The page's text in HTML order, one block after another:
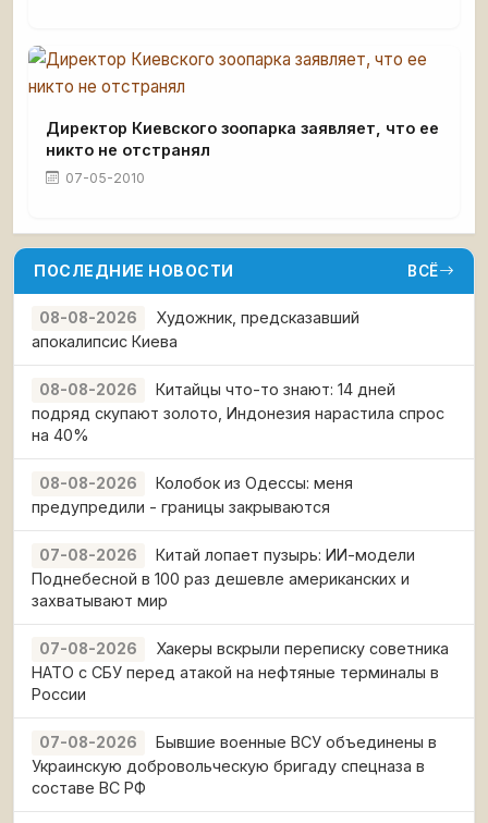
Директор Киевского зоопарка заявляет, что ее
никто не отстранял
07-05-2010
ПОСЛЕДНИЕ НОВОСТИ ВСЁ
08-08-2026
Художник, предсказавший
апокалипсис Киева
08-08-2026
Китайцы что-то знают: 14 дней
подряд скупают золото, Индонезия нарастила спрос
на 40%
08-08-2026
Колобок из Одессы: меня
предупредили - границы закрываются
07-08-2026
Китай лопает пузырь: ИИ-модели
Поднебесной в 100 раз дешевле американских и
захватывают мир
07-08-2026
Хакеры вскрыли переписку советника
НАТО с СБУ перед атакой на нефтяные терминалы в
России
07-08-2026
Бывшие военные ВСУ объединены в
Украинскую добровольческую бригаду спецназа в
составе ВС РФ